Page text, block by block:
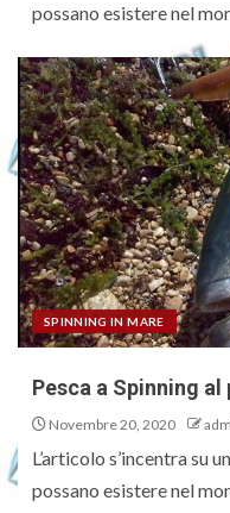
possano esistere nel
SPINNING IN MARE
Pesca a Spinning
Novembre 20, 2020
L’articolo s’incentra su
possano esistere nel